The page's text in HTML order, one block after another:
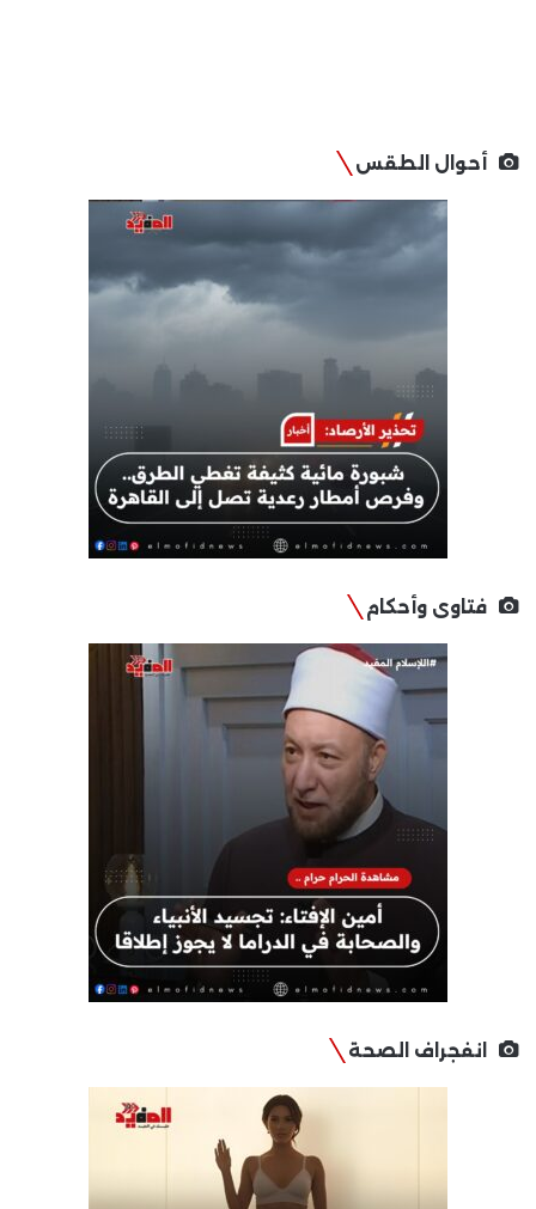
أحوال الطقس
فتاوى وأحكام
انفجراف الصحة